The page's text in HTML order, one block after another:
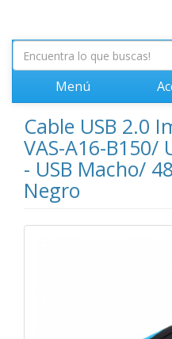
Menú
Cable USB 2.0
VAS-A16-B150/
- USB Macho/
Negro